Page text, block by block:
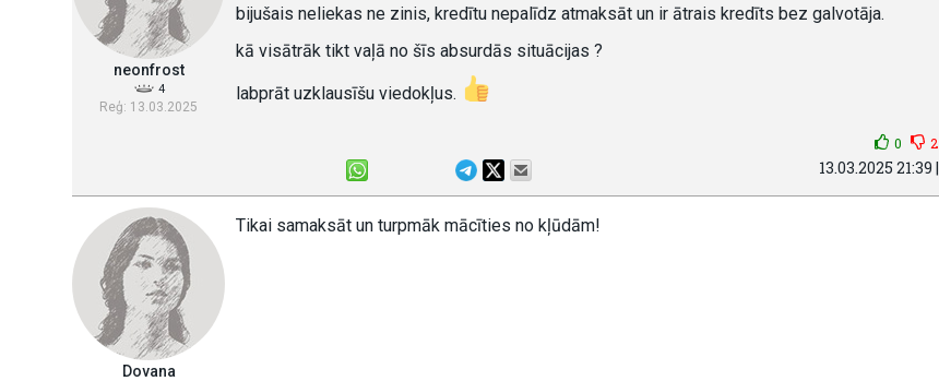
neonfrost
4
Reģ: 13.03.2025
bijušais neliekas ne zinis, kredītu nepalīdz atmaksāt un ir ātrais kredīts bez galvotāja.
kā visātrāk tikt vaļā no šīs absurdās situācijas ?
labprāt uzklausīšu viedokļus.
0 2
13.03.2025 21:39 |
Dovana
Tikai samaksāt un turpmāk mācīties no kļūdām!